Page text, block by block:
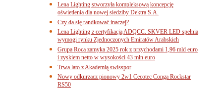
Lena Lighting stworzyła kompleksową koncepcję
oświetlenia dla nowej siedziby Dektra S.A.
Czy da się randkować inaczej?
Lena Lighting z certyfikacją ADQCC. SKVER LED spełnia
wymogi rynku Zjednoczonych Emiratów Arabskich
Grupa Roca zamyka 2025 rok z przychodami 1,96 mld euro
i zyskiem netto w wysokości 43 mln euro
Trwa lato z Akademią swisspor
Nowy odkurzacz pionowy 2w1 Cecotec Conga Rockstar
RS50